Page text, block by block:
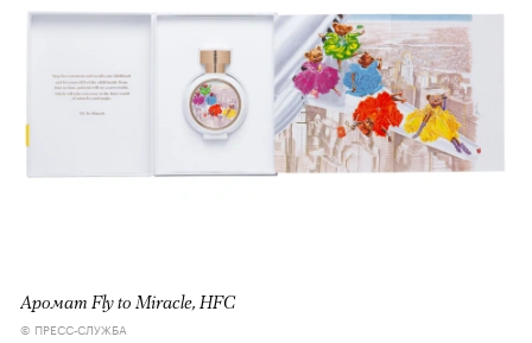
Аромат Fly to Miracle, HFC
© ПРЕСС-СЛУЖБА